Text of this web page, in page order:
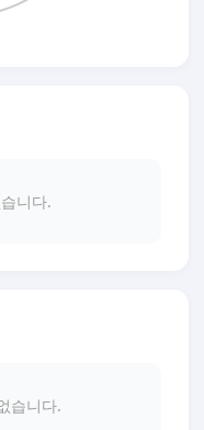
니다.
습니다.